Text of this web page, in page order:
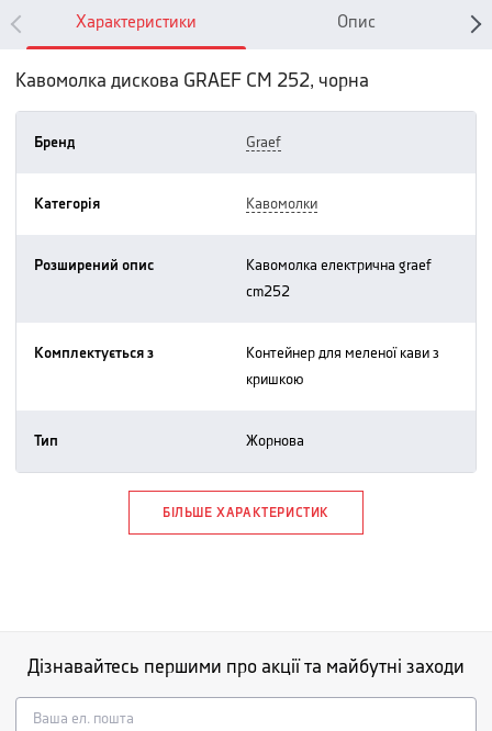
Характеристики Опис
Кавомолка дискова GRAEF CM 252, чорна
Бренд graef
Категорія кавомолки
Розширений опис
кавомолка електрична graef
сm252
Комплектується з
контейнер для меленої кави з
кришкою
Тип жорнова
БІЛЬШЕ ХАРАКТЕРИСТИК
Дізнавайтесь першими про акції та майбутні заходи